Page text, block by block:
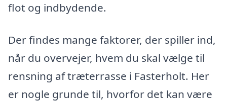
flot og indbydende.
Der findes mange faktorer, der spiller ind,
når du overvejer, hvem du skal vælge til
rensning af træterrasse i Fasterholt. Her
er nogle grunde til, hvorfor det kan være